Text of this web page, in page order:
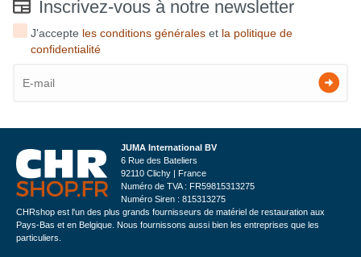
Inscrivez-vous à notre newsletter
J'accepte les conditions générales et la politique de
confidentialité
JUMA International BV
6 Rue des Bateliers
92110 Clichy | France
Numéro de TVA : FR59815313275
Numéro Siren : 815313275
CHRshop est l'un des plus grands fournisseurs de matériel de restauration aux
Pays-Bas et en Belgique. Nous fournissons aussi bien les entreprises que les
particuliers.